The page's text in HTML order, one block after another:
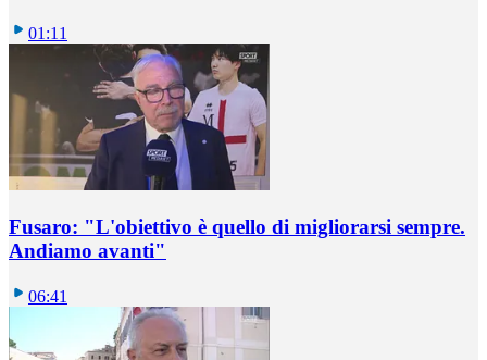
01:11
Fusaro: "L'obiettivo è quello di migliorarsi sempre.
Andiamo avanti"
06:41